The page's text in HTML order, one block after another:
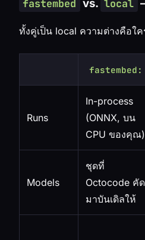
fastembed vs. local
ทั้งคู่เป็น local ความต่างคือใ
fastembed:
Runs
In-process
(ONNX, บน
CPU ของคุณ)
Models
ชุดที่
Octocode คัด
มาบันเดิลให้